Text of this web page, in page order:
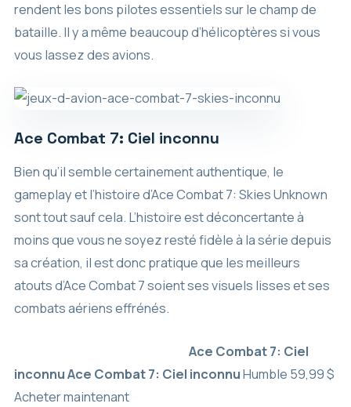
rendent les bons pilotes essentiels sur le champ de
bataille. Il y a même beaucoup d’hélicoptères si vous
vous lassez des avions.
Ace Combat 7: Ciel inconnu
Bien qu’il semble certainement authentique, le
gameplay et l’histoire d’Ace Combat 7: Skies Unknown
sont tout sauf cela. L’histoire est déconcertante à
moins que vous ne soyez resté fidèle à la série depuis
sa création, il est donc pratique que les meilleurs
atouts d’Ace Combat 7 soient ses visuels lisses et ses
combats aériens effrénés.
Ace Combat 7: Ciel
inconnuAce Combat 7: Ciel inconnuHumble 59,99 $
Acheter maintenant